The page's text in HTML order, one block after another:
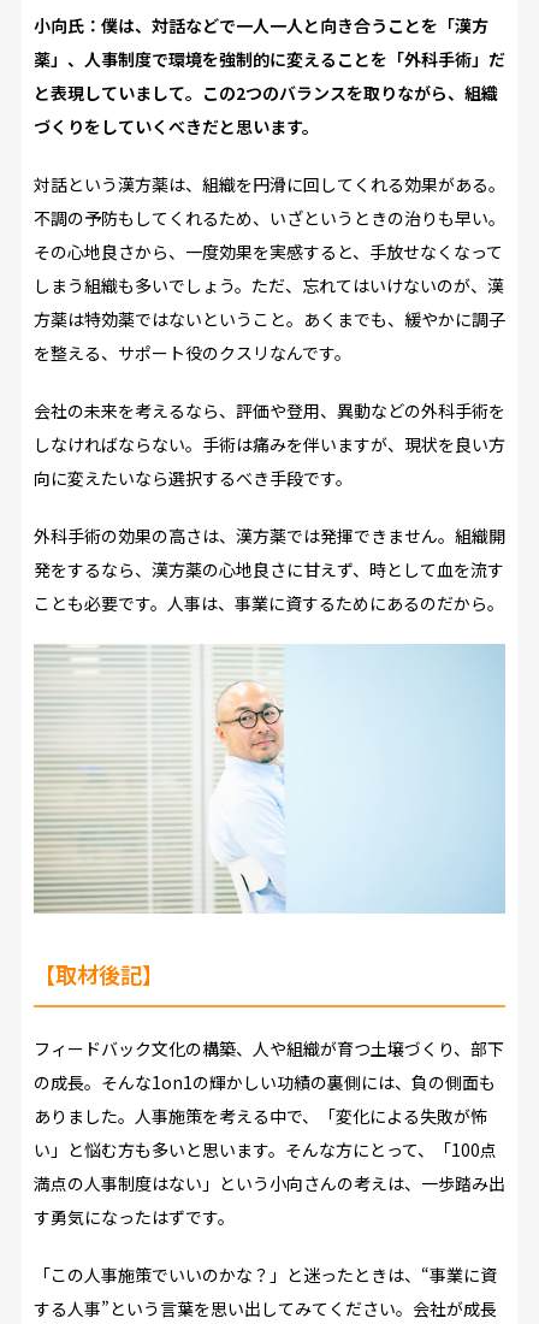
小向氏： 僕は、対話などで一人一人と向き合うことを「漢方
薬」、人事制度で環境を強制的に変えることを「外科手術」だ
と表現していまして。この2つのバランスを取りながら、組織
づくりをしていくべきだと思います。
対話という漢方薬は、組織を円滑に回してくれる効果がある。
不調の予防もしてくれるため、いざというときの治りも早い。
その心地良さから、一度効果を実感すると、手放せなくなって
しまう組織も多いでしょう。ただ、忘れてはいけないのが、漢
方薬は特効薬ではないということ。あくまでも、緩やかに調子
を整える、サポート役のクスリなんです。
会社の未来を考えるなら、評価や登用、異動などの外科手術を
しなければならない。手術は痛みを伴いますが、現状を良い方
向に変えたいなら選択するべき手段です。
外科手術の効果の高さは、漢方薬では発揮できません。組織開
発をするなら、漢方薬の心地良さに甘えず、時として血を流す
ことも必要です。人事は、事業に資するためにあるのだから。
【取材後記】
フィードバック文化の構築、人や組織が育つ土壌づくり、部下
の成長。そんな1on1の輝かしい功績の裏側には、負の側面も
ありました。人事施策を考える中で、「変化による失敗が怖
い」と悩む方も多いと思います。そんな方にとって、「100点
満点の人事制度はない」という小向さんの考えは、一歩踏み出
す勇気になったはずです。
「この人事施策でいいのかな？」と迷ったときは、“事業に資
する人事”という言葉を思い出してみてください。会社が成長